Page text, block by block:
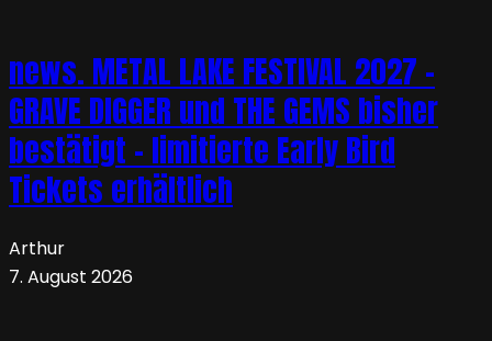
news. METAL LAKE FESTIVAL 2027 –
GRAVE DIGGER und THE GEMS bisher
bestätigt – limitierte Early Bird
Tickets erhältlich
Arthur
7. August 2026